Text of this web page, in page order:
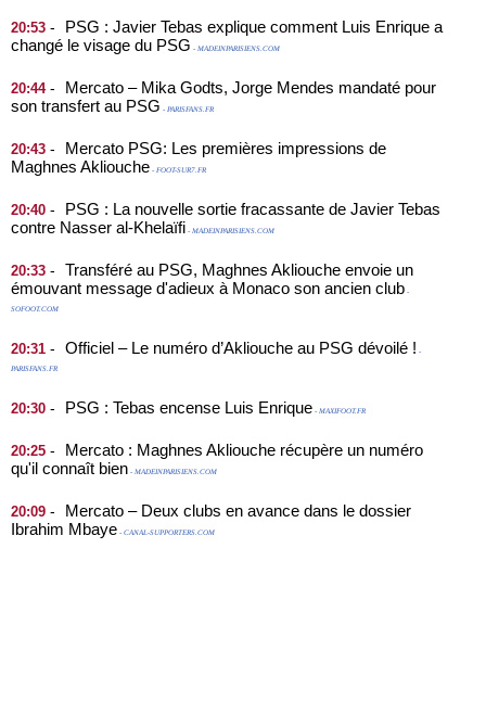
20:53 -
PSG : Javier Tebas explique comment Luis Enrique a
changé le visage du PSG - MADEINPARISIENS.COM
20:44-
Mercato – Mika Godts, Jorge Mendes mandaté pour
son transfert au PSG - PARISFANS.FR
20:43 -
Mercato PSG: Les premières impressions de
Maghnes Akliouche - FOOT-SUR7.FR
20:40 -
PSG : La nouvelle sortie fracassante de Javier Tebas
contre Nasser al-Khelaïfi - MADEINPARISIENS.COM
20:33 -
Transféré au PSG, Maghnes Akliouche envoie un
émouvant message d'adieux à Monaco son ancien club -
SOFOOT.COM
20:31 - Officiel – Le numéro d’Akliouche au PSG dévoilé ! -
PARISFANS.FR
20:30 - PSG : Tebas encense Luis Enrique - MAXIFOOT.FR
20:25 -
Mercato : Maghnes Akliouche récupère un numéro
qu'il connaît bien - MADEINPARISIENS.COM
20:09 -
Mercato – Deux clubs en avance dans le dossier
Ibrahim Mbaye - CANAL-SUPPORTERS.COM